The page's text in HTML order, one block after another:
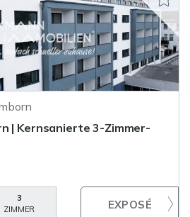
| Kernsanierte 3-Zimmer-
3
ZIMMER